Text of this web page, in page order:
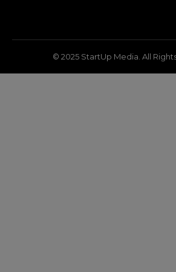
© 2025 StartUp Media. All